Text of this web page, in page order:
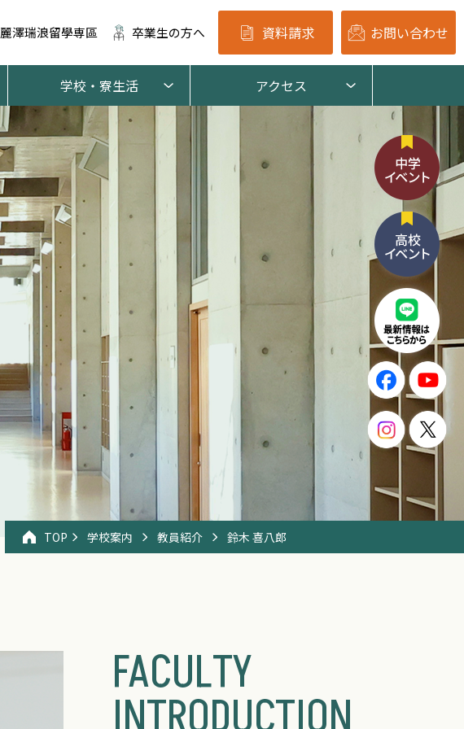
麗澤瑞浪留學専區 卒業生の方へ 資料請求 お問い合わせ
学校・寮生活 アクセス
TOP 学校案内 教員紹介 鈴木 喜八郎
FACULTY